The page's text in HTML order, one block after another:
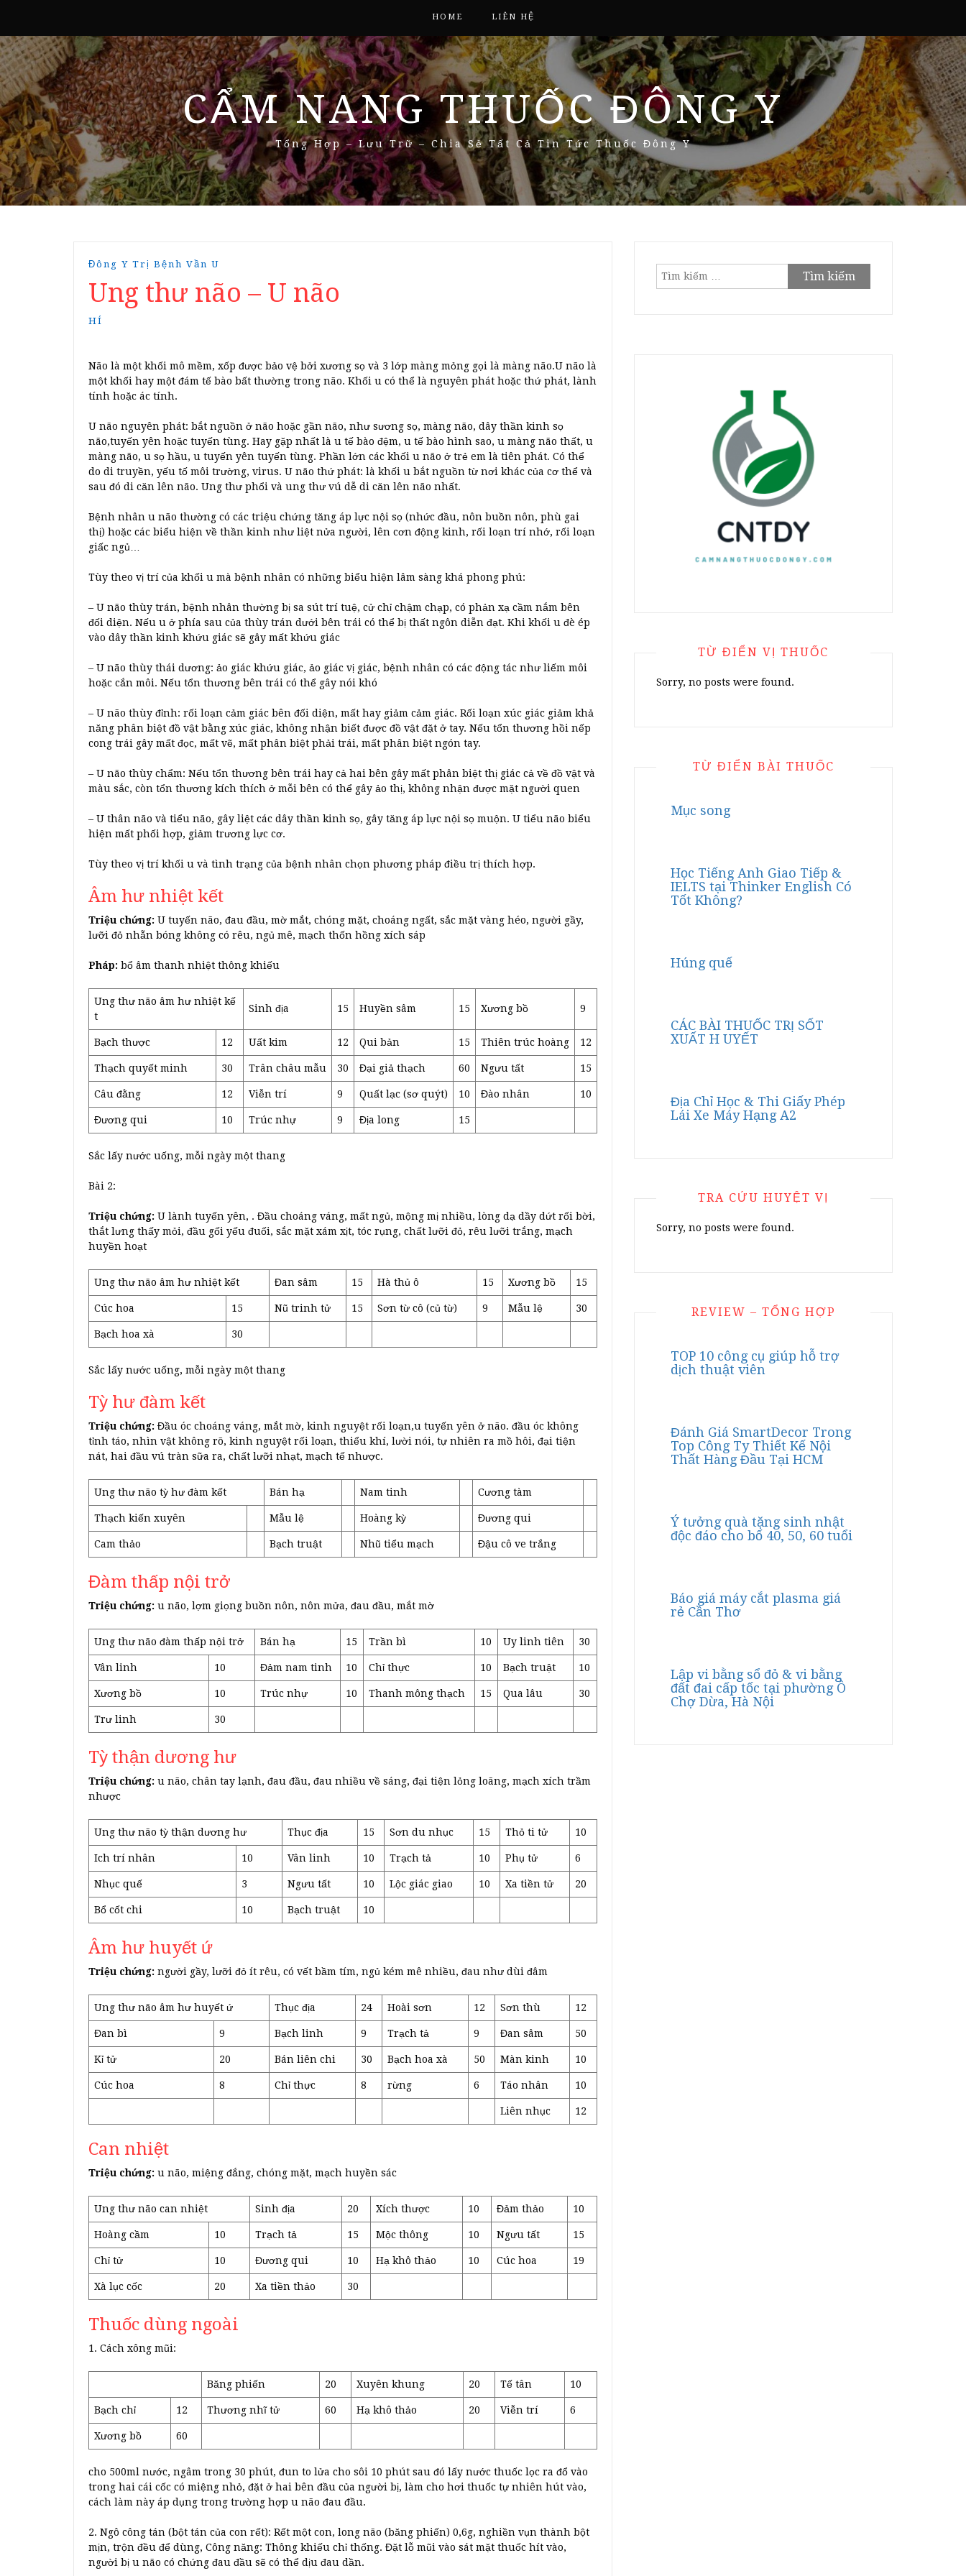
HOME LIÊN HỆ
CẨM NANG THUỐC ĐÔNG Y
Tổng Hợp – Lưu Trữ – Chia Sẻ Tất Cả Tin Tức Thuốc Đông Y
Đông Y Trị Bệnh Vần U
Ung thư não – U não
HÍ
Não là một khối mô mềm, xốp được bảo vệ bởi xương sọ và 3 lớp màng mỏng gọi là màng não.U não là
một khối hay một đám tế bào bất thường trong não. Khối u có thể là nguyên phát hoặc thứ phát, lành
tính hoặc ác tính.
U não nguyên phát: bắt nguồn ở não hoặc gần não, như sương sọ, màng não, dây thần kinh sọ
não,tuyến yên hoặc tuyến tùng. Hay gặp nhất là u tế bào đệm, u tế bào hình sao, u màng não thất, u
màng não, u sọ hầu, u tuyến yên tuyến tùng. Phần lớn các khối u não ở trẻ em là tiên phát. Có thể
do di truyền, yếu tố môi trường, virus. U não thứ phát: là khối u bắt nguồn từ nơi khác của cơ thể và
sau đó di căn lên não. Ung thư phổi và ung thư vú dễ di căn lên não nhất.
Bệnh nhân u não thường có các triệu chứng tăng áp lực nội sọ (nhức đầu, nôn buồn nôn, phù gai
thị) hoặc các biểu hiện về thần kinh như liệt nửa người, lên cơn động kinh, rối loạn trí nhớ, rối loạn
giấc ngủ…
Tùy theo vị trí của khối u mà bệnh nhân có những biểu hiện lâm sàng khá phong phú:
– U não thùy trán, bệnh nhân thường bị sa sút trí tuệ, cử chỉ chậm chạp, có phản xạ cầm nắm bên
đối diện. Nếu u ở phía sau của thùy trán dưới bên trái có thể bị thất ngôn diễn đạt. Khi khối u đè ép
vào dây thần kinh khứu giác sẽ gây mất khứu giác
– U não thùy thái dương: ảo giác khứu giác, ảo giác vị giác, bệnh nhân có các động tác như liếm môi
hoặc cắn môi. Nếu tổn thương bên trái có thể gây nói khó
– U não thùy đỉnh: rối loạn cảm giác bên đối diện, mất hay giảm cảm giác. Rối loạn xúc giác giảm khả
năng phân biệt đồ vật bằng xúc giác, không nhận biết được đồ vật đặt ở tay. Nếu tổn thương hồi nếp
cong trái gây mất đọc, mất vẽ, mất phân biệt phải trái, mất phân biệt ngón tay.
– U não thùy chẩm: Nếu tổn thương bên trái hay cả hai bên gây mất phân biệt thị giác cả về đồ vật và
màu sắc, còn tổn thương kích thích ở mỗi bên có thể gây ảo thị, không nhận được mặt người quen
– U thân não và tiểu não, gây liệt các dây thần kinh sọ, gây tăng áp lực nội sọ muộn. U tiểu não biểu
hiện mất phối hợp, giảm trương lực cơ.
Tùy theo vị trí khối u và tình trạng của bệnh nhân chọn phương pháp điều trị thích hợp.
Âm hư nhiệt kết
Triệu chứng: U tuyến não, đau đầu, mờ mắt, chóng mặt, choáng ngất, sắc mặt vàng héo, người gầy,
lưỡi đỏ nhẵn bóng không có rêu, ngủ mê, mạch thốn hồng xích sáp
Pháp: bổ âm thanh nhiệt thông khiếu
Ung thư não âm hư nhiệt kế
t
Sinh địa 15 Huyền sâm 15 Xương bồ 9
Bạch thược 12 Uất kim 12 Qui bản 15 Thiên trúc hoàng 12
Thạch quyết minh 30 Trân châu mẫu 30 Đại giả thạch 60 Ngưu tất 15
Câu đằng 12 Viễn trí 9 Quất lạc (sơ quýt) 10 Đào nhân 10
Đương qui 10 Trúc nhự 9 Địa long 15
Sắc lấy nước uống, mỗi ngày một thang
Bài 2:
Triệu chứng: U lành tuyến yên, . Đầu choáng váng, mất ngủ, mộng mị nhiều, lòng dạ dầy dứt rối bời,
thắt lưng thấy mỏi, đầu gối yếu đuối, sắc mặt xám xịt, tóc rụng, chất lưỡi đỏ, rêu lưỡi trắng, mạch
huyền hoạt
Ung thư não âm hư nhiệt kết Đan sâm 15 Hà thủ ô 15 Xương bồ 15
Cúc hoa 15 Nũ trinh tử 15 Sơn từ cô (củ từ) 9 Mẫu lệ 30
Bạch hoa xà 30
Sắc lấy nước uống, mỗi ngày một thang
Tỳ hư đàm kết
Triệu chứng: Đầu óc choáng váng, mắt mờ, kinh nguyệt rối loạn,u tuyến yên ở não. đầu óc không
tỉnh táo, nhìn vật không rõ, kinh nguyệt rối loạn, thiểu khí, lười nói, tự nhiên ra mồ hôi, đại tiện
nát, hai đầu vú tràn sữa ra, chất lưỡi nhạt, mạch tế nhược.
Ung thư não tỳ hư đàm kết Bán hạ Nam tinh Cương tàm
Thạch kiến xuyên Mẫu lệ Hoàng kỳ Đương qui
Cam thảo Bạch truật Nhũ tiểu mạch Đậu cô ve trắng
Đàm thấp nội trở
Triệu chứng: u não, lợm giọng buồn nôn, nôn mửa, đau đầu, mắt mờ
Ung thư não đàm thấp nội trở Bán hạ 15 Trần bì 10 Uy linh tiên 30
Vân linh 10 Đảm nam tinh 10 Chỉ thực 10 Bạch truật 10
Xương bồ 10 Trúc nhự 10 Thanh mông thạch 15 Qua lâu 30
Trư linh 30
Tỳ thận dương hư
Triệu chứng: u não, chân tay lạnh, đau đầu, đau nhiều về sáng, đại tiện lỏng loãng, mạch xích trầm
nhược
Ung thư não tỳ thận dương hư Thục địa 15 Sơn du nhục 15 Thỏ ti tử 10
Ich trí nhân 10 Vân linh 10 Trạch tả 10 Phụ tử 6
Nhục quế 3 Ngưu tất 10 Lộc giác giao 10 Xa tiền tử 20
Bổ cốt chi 10 Bạch truật 10
Âm hư huyết ứ
Triệu chứng: người gầy, lưỡi đỏ ít rêu, có vết bầm tím, ngủ kém mê nhiều, đau như dùi đâm
Ung thư não âm hư huyết ứ Thục địa 24 Hoài sơn 12 Sơn thù 12
Đan bì 9 Bạch linh 9 Trạch tả 9 Đan sâm 50
Kỉ tử 20 Bán liên chi 30 Bạch hoa xà 50 Màn kinh 10
Cúc hoa 8 Chỉ thực 8 rừng 6 Táo nhân 10
Liên nhục 12
Can nhiệt
Triệu chứng: u não, miệng đắng, chóng mặt, mạch huyền sác
Ung thư não can nhiệt Sinh địa 20 Xích thược 10 Đảm thảo 10
Hoàng cầm 10 Trạch tả 15 Mộc thông 10 Ngưu tất 15
Chỉ tử 10 Đương qui 10 Hạ khô thảo 10 Cúc hoa 19
Xà lục cốc 20 Xa tiền thảo 30
Thuốc dùng ngoài
1. Cách xông mũi:
Băng phiến 20 Xuyên khung 20 Tế tân 10
Bạch chỉ 12 Thương nhĩ tử 60 Hạ khô thảo 20 Viễn trí 6
Xương bồ 60
cho 500ml nước, ngâm trong 30 phút, đun to lửa cho sôi 10 phút sau đó lấy nước thuốc lọc ra đổ vào
trong hai cái cốc có miệng nhỏ, đặt ở hai bên đầu của người bị, làm cho hơi thuốc tự nhiên hút vào,
cách làm này áp dụng trong trường hợp u não đau đầu.
2. Ngô công tán (bột tán của con rết): Rết một con, long não (băng phiến) 0,6g, nghiền vụn thành bột
mịn, trộn đều để dùng, Công năng: Thông khiếu chỉ thống. Đặt lỗ mũi vào sát mặt thuốc hít vào,
người bị u não có chứng đau đầu sẽ có thể dịu đau dần.
Tìm
TỪ ĐIỂN VỊ THUỐC
Sorry, no posts were found.
TỪ ĐIỂN BÀI THUỐC
Mục song
Học Tiếng Anh Giao Tiếp &
IELTS tại Thinker English Có
Tốt Không?
Húng quế
CÁC BÀI THUỐC TRỊ SỐT
XUẤT H UYẾT
Địa Chỉ Học & Thi Giấy Phép
Lái Xe Máy Hạng A2
TRA CỨU HUYỆT VỊ
Sorry, no posts were found.
REVIEW – TỔNG HỢP
TOP 10 công cụ giúp hỗ trợ
dịch thuật viên
Đánh Giá SmartDecor Trong
Top Công Ty Thiết Kế Nội
Thất Hàng Đầu Tại HCM
Ý tưởng quà tặng sinh nhật
độc đáo cho bố 40, 50, 60 tuổi
Báo giá máy cắt plasma giá
rẻ Cần Thơ
Lập vi bằng sổ đỏ & vi bằng
đất đai cấp tốc tại phường Ô
Chợ Dừa, Hà Nội